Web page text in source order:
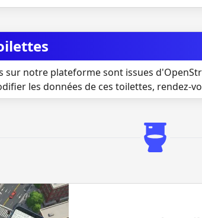
sur notre plateforme sont issues
les données de ces toilettes, rendez-